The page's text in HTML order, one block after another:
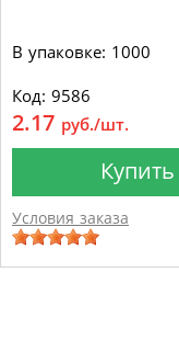
В упаковке: 1000
Код: 9586
2.17 руб./шт.
Купить
Условия заказа